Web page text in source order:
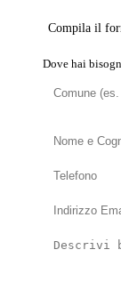
Compila il
Dove hai